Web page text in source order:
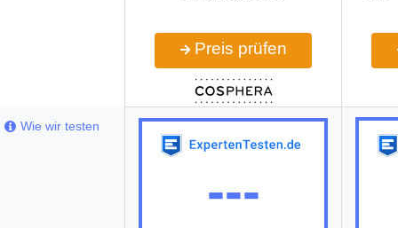
Preis prüfen
---
Wie wir testen